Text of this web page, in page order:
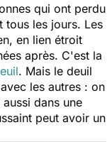
qui ont perdu
tous les jours. Les
en lien étroit
après. C'est la
. Mais le deuil
les autres : on
dans une
peut avoir un